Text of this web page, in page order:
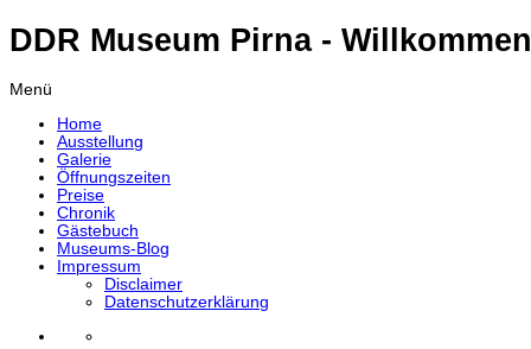
DDR Museum Pirna -
Menü
Home
Ausstellung
Galerie
Öffnungszeiten
Preise
Chronik
Gästebuch
Museums-Blog
Impressum
Disclaimer
Datenschutzerklärung